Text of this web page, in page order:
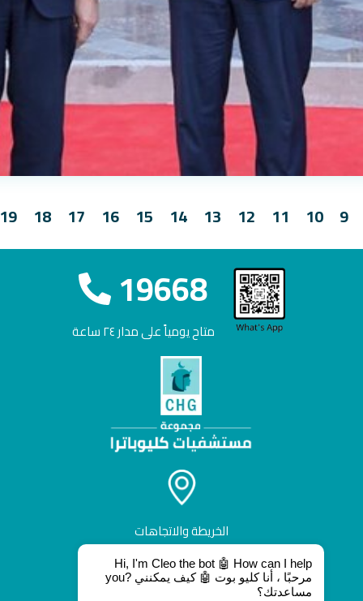
9
10
11
12
13
14
15
16
17
18
19668
متاح يومياً على مدار ٢٤ ساعة
الخريطة والاتجاهات
Hi, I'm Cleo the bot 🤖 How can I help
you? مرحبًا ، أنا كليو بوت 🤖 كيف يمكنني
مساعدتك؟